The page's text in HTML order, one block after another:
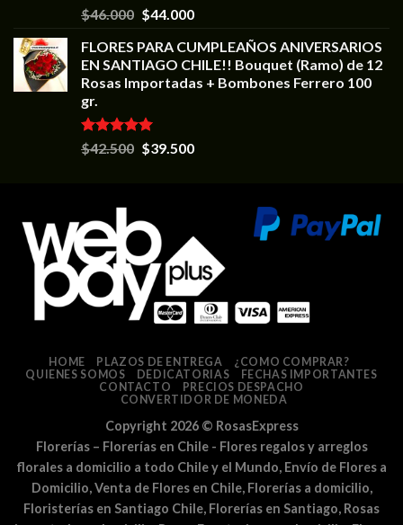
Valorado en
5.00
$46.000 $44.000
FLORES PARA CUMPLEAÑOS ANIVERSARIOS
EN SANTIAGO CHILE!! Bouquet (Ramo) de 12
Rosas Importadas + Bombones Ferrero 100
gr.
Valorado en
5.00
$42.500 $39.500
HOME PLAZOS DE ENTREGA
¿COMO COMPRAR?
QUIENES SOMOS
DEDICATORIAS
FECHAS IMPORTANTES
CONTACTO
PRECIOS DESPACHO
CONVERTIDOR DE MONEDA
Copyright 2026 © RosasExpress
Florerías – Florerías en Chile - Flores regalos y arreglos
florales a domicilio a todo Chile y el Mundo, Envío de Flores a
Domicilio, Venta de Flores en Chile, Florerías a domicilio,
Floristerías en Santiago Chile, Florerías en Santiago, Rosas